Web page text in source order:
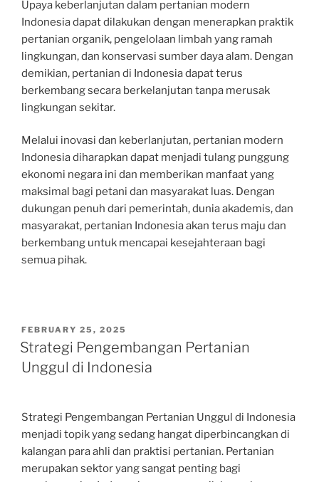
Upaya keberlanjutan dalam pertanian modern
Indonesia dapat dilakukan dengan menerapkan praktik
pertanian organik, pengelolaan limbah yang ramah
lingkungan, dan konservasi sumber daya alam. Dengan
demikian, pertanian di Indonesia dapat terus
berkembang secara berkelanjutan tanpa merusak
lingkungan sekitar.
Melalui inovasi dan keberlanjutan, pertanian modern
Indonesia diharapkan dapat menjadi tulang punggung
ekonomi negara ini dan memberikan manfaat yang
maksimal bagi petani dan masyarakat luas. Dengan
dukungan penuh dari pemerintah, dunia akademis, dan
masyarakat, pertanian Indonesia akan terus maju dan
berkembang untuk mencapai kesejahteraan bagi
semua pihak.
POSTED
ON
FEBRUARY 25, 2025
Strategi Pengembangan Pertanian
Unggul di Indonesia
Strategi Pengembangan Pertanian Unggul di Indonesia
menjadi topik yang sedang hangat diperbincangkan di
kalangan para ahli dan praktisi pertanian. Pertanian
merupakan sektor yang sangat penting bagi